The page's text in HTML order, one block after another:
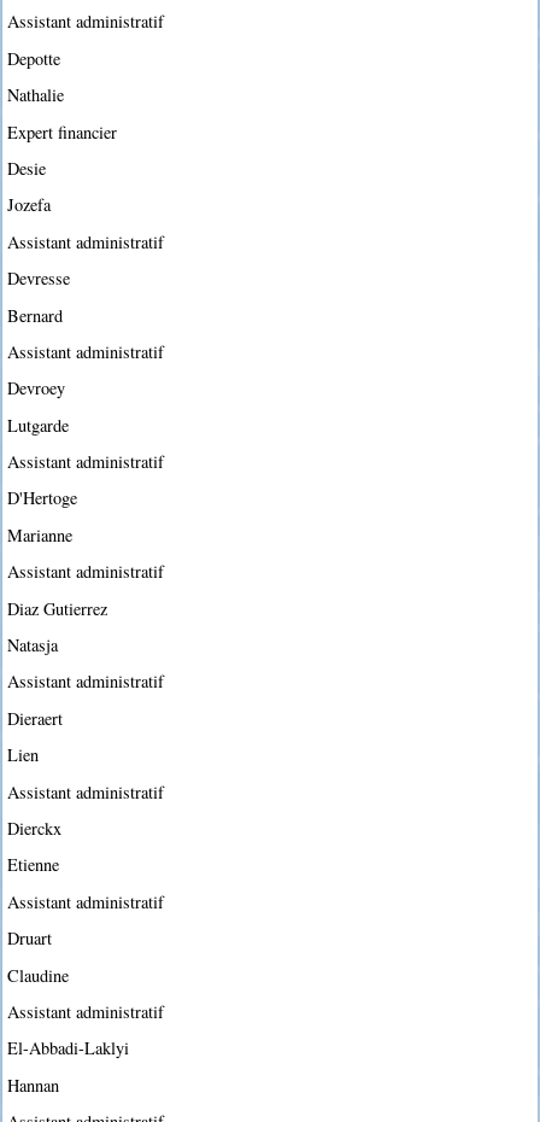
Assistant administratif
Depotte
Nathalie
Expert financier
Desie
Jozefa
Assistant administratif
Devresse
Bernard
Assistant administratif
Devroey
Lutgarde
Assistant administratif
D'Hertoge
Marianne
Assistant administratif
Diaz Gutierrez
Natasja
Assistant administratif
Dieraert
Lien
Assistant administratif
Dierckx
Etienne
Assistant administratif
Druart
Claudine
Assistant administratif
El-Abbadi-Laklyi
Hannan